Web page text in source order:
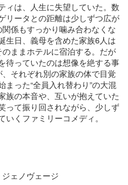
ィは、人生に失望していた。数
リータとの距離は少しずつ広が
係もすっかり噛み合わなくな
生日、義母を含めた家族6人は
ままホテルに宿泊する。だが
待っていたのは想像を絶する事
それぞれ別の家族の体で目覚
まった“全員入れ替わり”の大混
族の本音や、互いが抱えていた
って振り回されながら、少しず
くファミリーコメディ。
ェノヴェージ